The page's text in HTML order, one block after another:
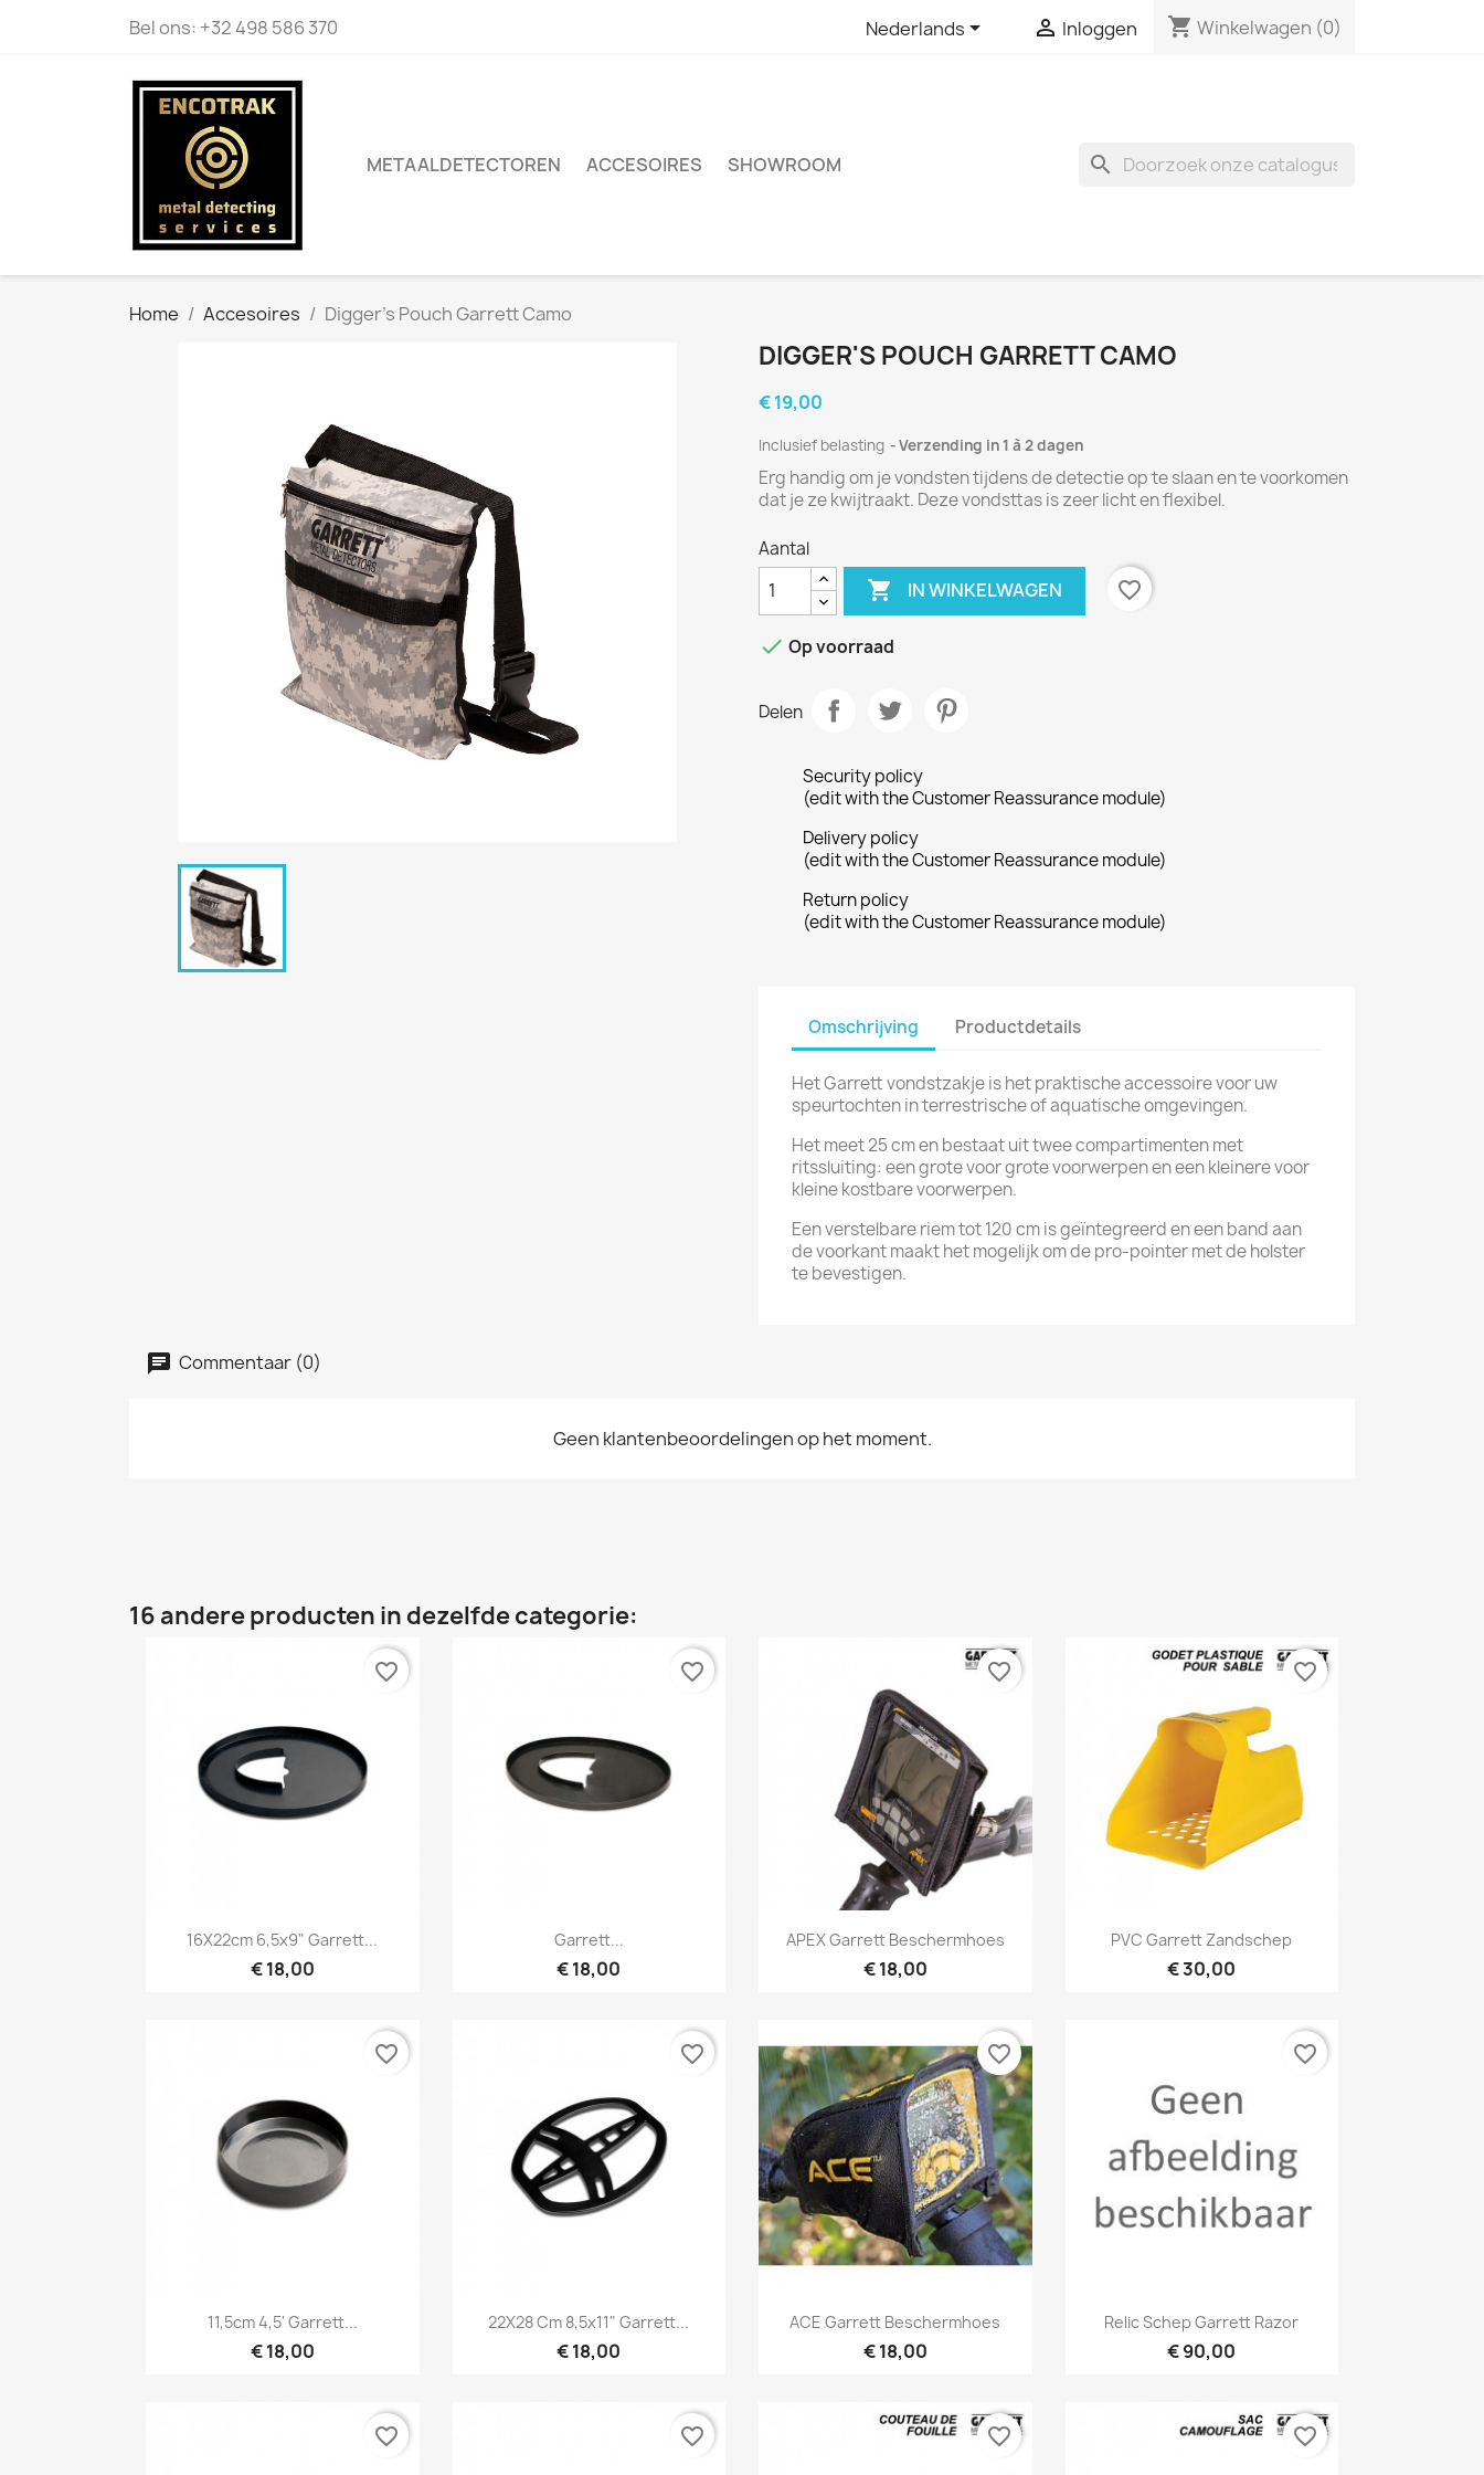
Bel ons: +32 498 586 370 Nederlands  Inloggen shopping_cart Winkelwagen (0)
METAALDETECTOREN ACCESOIRES SHOWROOM search
Home Accesoires Digger's Pouch Garrett Camo
DIGGER'S POUCH GARRETT CAMO
€ 19,00
Inclusief belasting Verzending in 1 à 2 dagen
Erg handig om je vondsten tijdens de detectie op te slaan en te voorkomen
dat je ze kwijtraakt. Deze vondsttas is zeer licht en flexibel.
Aantal
 IN WINKELWAGEN favorite_border
 Op voorraad
Delen
Security policy
(edit with the Customer Reassurance module)
Delivery policy
(edit with the Customer Reassurance module)
Return policy
(edit with the Customer Reassurance module)
Omschrijving Productdetails
Het Garrett vondstzakje is het praktische accessoire voor uw
speurtochten in terrestrische of aquatische omgevingen.
Het meet 25 cm en bestaat uit twee compartimenten met
ritssluiting: een grote voor grote voorwerpen en een kleinere voor
kleine kostbare voorwerpen.
Een verstelbare riem tot 120 cm is geïntegreerd en een band aan
de voorkant maakt het mogelijk om de pro-pointer met de holster
te bevestigen.
Commentaar (0)
Geen klantenbeoordelingen op het moment.
16 andere producten in dezelfde categorie:
Snel bekijken
16X22cm 6,5x9" Garrett...
€ 18,00
favorite_border
Snel bekijken
Garrett...
€ 18,00
favorite_border
Snel bekijken
APEX Garrett Beschermhoes
€ 18,00
favorite_border
Snel bekijken
PVC Garrett Zandschep
€ 30,00
favorite_border
Snel bekijken
11,5cm 4,5' Garrett...
€ 18,00
favorite_border
Snel bekijken
22X28 Cm 8,5x11" Garrett...
€ 18,00
favorite_border
Snel bekijken
ACE Garrett Beschermhoes
€ 18,00
favorite_border
Snel bekijken
Relic Schep Garrett Razor
€ 90,00
favorite_border
favorite_border favorite_border favorite_border favorite_border